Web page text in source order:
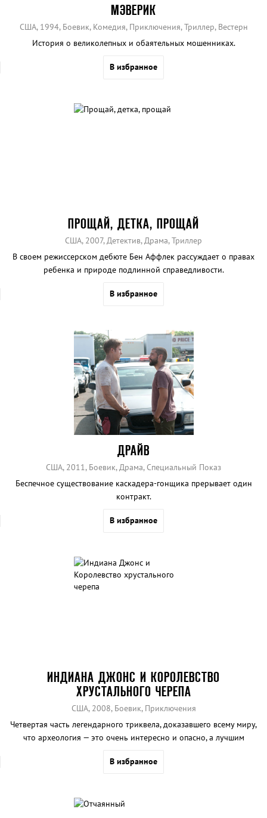
МЭВЕРИК
США, 1994, Боевик, Комедия, Приключения, Триллер, Вестерн
История о великолепных и обаятельных мошенниках.
В избранное
ПРОЩАЙ, ДЕТКА, ПРОЩАЙ
США, 2007, Детектив, Драма, Триллер
В своем режиссерском дебюте Бен Аффлек рассуждает о правах
ребенка и природе подлинной справедливости.
В избранное
ДРАЙВ
США, 2011, Боевик, Драма, Специальный Показ
Беспечное существование каскадера-гонщика прерывает один
контракт.
В избранное
ИНДИАНА ДЖОНС И КОРОЛЕВСТВО
ХРУСТАЛЬНОГО ЧЕРЕПА
США, 2008, Боевик, Приключения
Четвертая часть легендарного триквела, доказавшего всему миру,
что археология — это очень интересно и опасно, а лучшим
В избранное